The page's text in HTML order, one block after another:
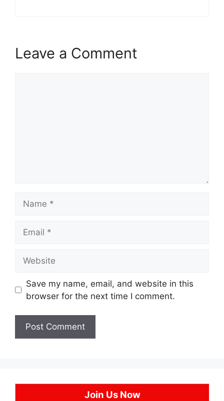
Leave a Comment
Save my name, email, and website in this
browser for the next time I comment.
Join Us Now